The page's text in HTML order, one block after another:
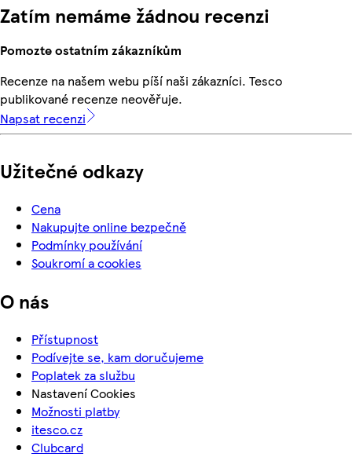
Zatím nemáme žádnou recenzi
Pomozte ostatním zákazníkům
Recenze na našem webu píší naši zákazníci. Tesco
publikované recenze neověřuje.
Napsat recenzi
Užitečné odkazy
Cena
Nakupujte online bezpečně
Podmínky používání
Soukromí a cookies
O nás
Přístupnost
Podívejte se, kam doručujeme
Poplatek za službu
Nastavení Cookies
Možnosti platby
itesco.cz
Clubcard